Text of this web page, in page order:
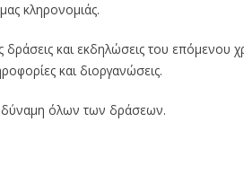
κληρονομιάς.
και εκδηλώσεις του επόμενου
και διοργανώσεις.
δύναμη όλων των δράσεων.